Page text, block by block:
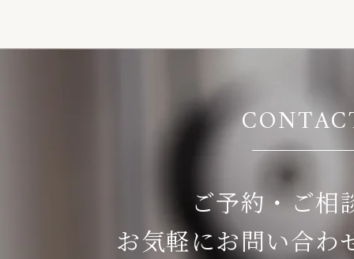
ご予約・ご相
お気軽にお問い合わ